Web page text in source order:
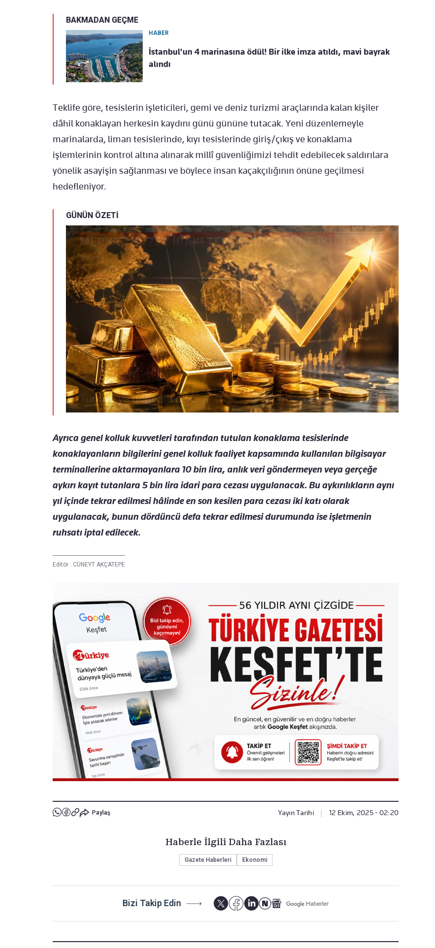
BAKMADAN GEÇME
HABER
İstanbul'un 4 marinasına ödül! Bir ilke imza atıldı, mavi bayrak
alındı
Teklife göre, tesislerin işleticileri, gemi ve deniz turizmi araçlarında kalan kişiler
dâhil konaklayan herkesin kaydını günü gününe tutacak. Yeni düzenlemeyle
marinalarda, liman tesislerinde, kıyı tesislerinde giriş/çıkış ve konaklama
işlemlerinin kontrol altına alınarak millî güvenliğimizi tehdit edebilecek saldırılara
yönelik asayişin sağlanması ve böylece insan kaçakçılığının önüne geçilmesi
hedefleniyor.
GÜNÜN ÖZETİ
Ayrıca genel kolluk kuvvetleri tarafından tutulan konaklama tesislerinde
konaklayanların bilgilerini genel kolluk faaliyet kapsamında kullanılan bilgisayar
terminallerine aktarmayanlara 10 bin lira, anlık veri göndermeyen veya gerçeğe
aykırı kayıt tutanlara 5 bin lira idari para cezası uygulanacak. Bu aykırılıkların aynı
yıl içinde tekrar edilmesi hâlinde en son kesilen para cezası iki katı olarak
uygulanacak, bunun dördüncü defa tekrar edilmesi durumunda ise işletmenin
ruhsatı iptal edilecek.
Editör : CÜNEYT AKÇATEPE
Paylaş Yayın Tarihi 12 Ekim, 2025 - 02:20
Haberle İlgili Daha Fazlası
Gazete Haberleri Ekonomi
Bizi Takip Edin